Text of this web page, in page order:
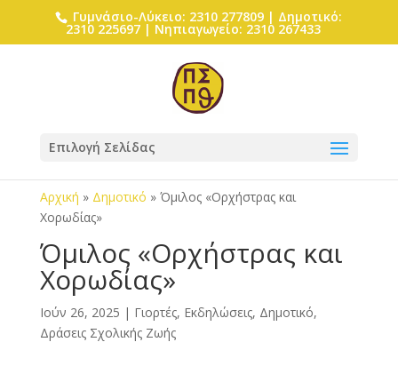
Γυμνάσιο-Λύκειο: 2310 277809 | Δημοτικό:
2310 225697 | Νηπιαγωγείο: 2310 267433
Επιλογή Σελίδας
Αρχική » Δημοτικό » Όμιλος «Ορχήστρας και
Χορωδίας»
Όμιλος «Ορχήστρας και
Χορωδίας»
Ιούν 26, 2025 | Γιορτές, Εκδηλώσεις, Δημοτικό,
Δράσεις Σχολικής Ζωής